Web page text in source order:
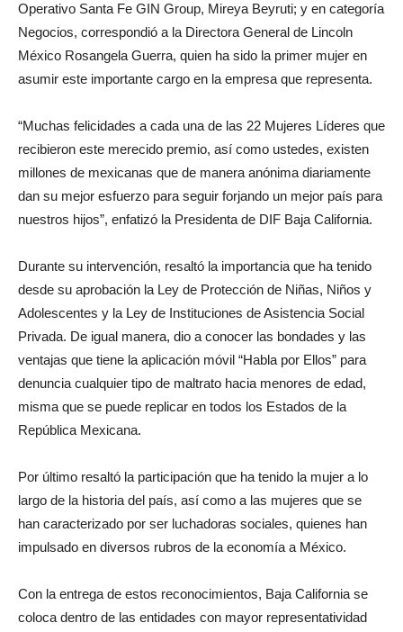
Operativo Santa Fe GIN Group, Mireya Beyruti; y en categoría
Negocios, correspondió a la Directora General de Lincoln
México Rosangela Guerra, quien ha sido la primer mujer en
asumir este importante cargo en la empresa que representa.
“Muchas felicidades a cada una de las 22 Mujeres Líderes que
recibieron este merecido premio, así como ustedes, existen
millones de mexicanas que de manera anónima diariamente
dan su mejor esfuerzo para seguir forjando un mejor país para
nuestros hijos”, enfatizó la Presidenta de DIF Baja California.
Durante su intervención, resaltó la importancia que ha tenido
desde su aprobación la Ley de Protección de Niñas, Niños y
Adolescentes y la Ley de Instituciones de Asistencia Social
Privada. De igual manera, dio a conocer las bondades y las
ventajas que tiene la aplicación móvil “Habla por Ellos” para
denuncia cualquier tipo de maltrato hacia menores de edad,
misma que se puede replicar en todos los Estados de la
República Mexicana.
Por último resaltó la participación que ha tenido la mujer a lo
largo de la historia del país, así como a las mujeres que se
han caracterizado por ser luchadoras sociales, quienes han
impulsado en diversos rubros de la economía a México.
Con la entrega de estos reconocimientos, Baja California se
coloca dentro de las entidades con mayor representatividad